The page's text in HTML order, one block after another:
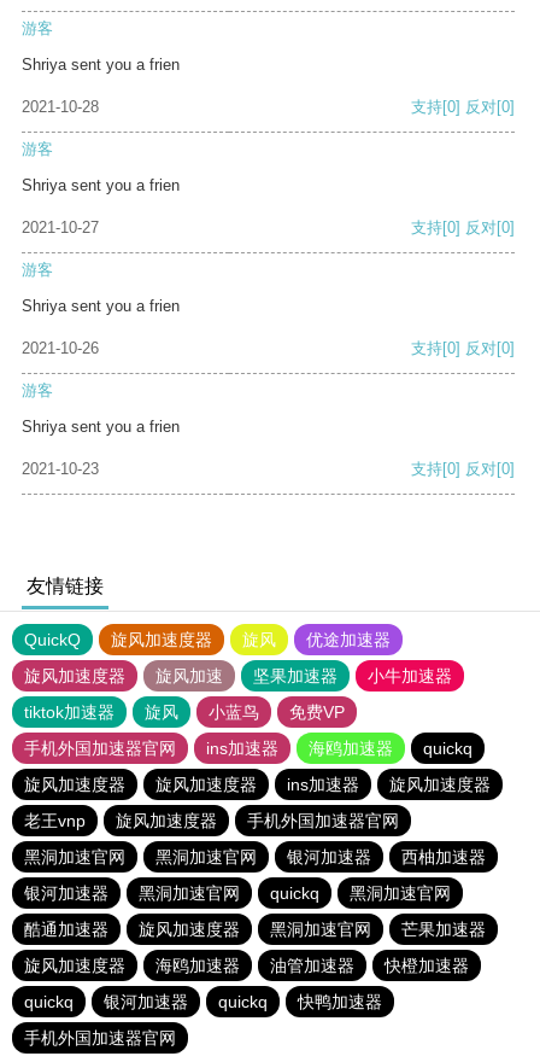
游客
Shriya sent you a frien
2021-10-28 支持[0] 反对[0]
游客
Shriya sent you a frien
2021-10-27 支持[0] 反对[0]
游客
Shriya sent you a frien
2021-10-26 支持[0] 反对[0]
游客
Shriya sent you a frien
2021-10-23 支持[0] 反对[0]
友情链接
QuickQ 旋风加速度器 旋风
优途加速器
旋风加速度器
旋风加速 坚果加速器
小牛加速器
tiktok加速器
旋风 小蓝鸟
免费VP
手机外国加速器官网
ins加速器 海鸥加速器
quickq
旋风加速度器
旋风加速度器 ins加速器
旋风加速度器
老王vnp
旋风加速度器
手机外国加速器官网
黑洞加速官网
黑洞加速官网 银河加速器
西柚加速器
银河加速器
黑洞加速官网 quickq
黑洞加速官网
酷通加速器
旋风加速度器 黑洞加速官网
芒果加速器
旋风加速度器
海鸥加速器 油管加速器
快橙加速器
quickq
银河加速器 quickq
快鸭加速器
手机外国加速器官网